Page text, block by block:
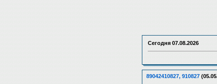
Сегодня 07.08.2026
89042410827, 910827